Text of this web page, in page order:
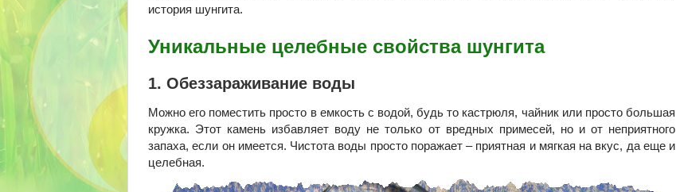
история шунгита.
Уникальные целебные свойства шунгита
1. Обеззараживание воды
Можно его поместить просто в емкость с водой, будь то кастрюля, чайник или просто большая
кружка. Этот камень избавляет воду не только от вредных примесей, но и от неприятного
запаха, если он имеется. Чистота воды просто поражает – приятная и мягкая на вкус, да еще и
целебная.